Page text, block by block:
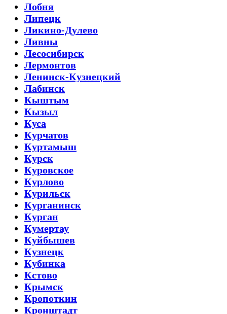
Лобня
Липецк
Ликино-Дулево
Ливны
Лесосибирск
Лермонтов
Ленинск-Кузнецкий
Лабинск
Кыштым
Кызыл
Куса
Курчатов
Куртамыш
Курск
Куровское
Курлово
Курильск
Курганинск
Курган
Кумертау
Куйбышев
Кузнецк
Кубинка
Кстово
Крымск
Кропоткин
Кронштадт